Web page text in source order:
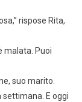
rispose Rita,
malata. Puoi
suo marito.
settimana. E oggi